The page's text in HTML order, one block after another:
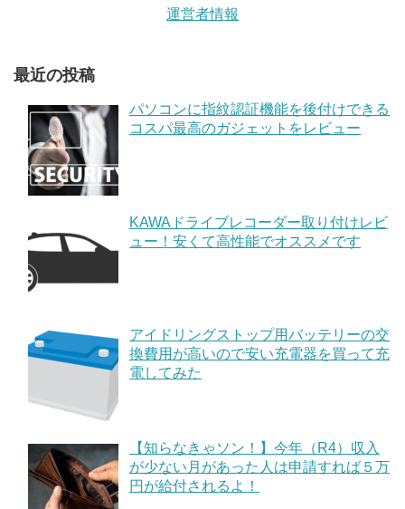
運営者情報
最近の投稿
パソコンに指紋認証機能を後付けできる
コスパ最高のガジェットをレビュー
KAWAドライブレコーダー取り付けレビ
ュー！安くて高性能でオススメです
アイドリングストップ用バッテリーの交
換費用が高いので安い充電器を買って充
電してみた
【知らなきゃソン！】今年（R4）収入
が少ない月があった人は申請すれば５万
円が給付されるよ！